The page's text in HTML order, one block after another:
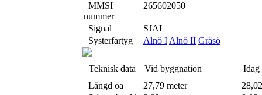
MMSI
nummer
265602050
Signal
SJAL
Systerfartyg
Alnö I Alnö II Gräsö
Teknisk data Vid byggnation
Idag
Längd öa
27,79 meter